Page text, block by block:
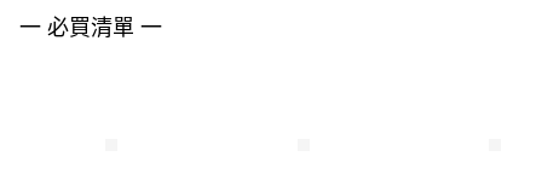
３．未成年的使用者請事先徵得法定代理人或監護人之同意方可使用
「AFTEE先享後付」，若未經同意申辦者引起之損失，本公司不負相關責
一 必買清單 一